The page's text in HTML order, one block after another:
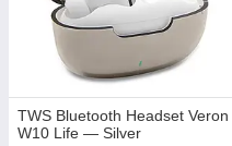
TWS Bluetooth Headset Veron
W10 Life — Silver